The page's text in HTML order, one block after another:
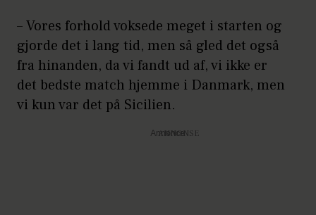
– Vores forhold voksede meget i starten og
gjorde det i lang tid, men så gled det også
fra hinanden, da vi fandt ud af, vi ikke er
det bedste match hjemme i Danmark, men
vi kun var det på Sicilien.
Annonce